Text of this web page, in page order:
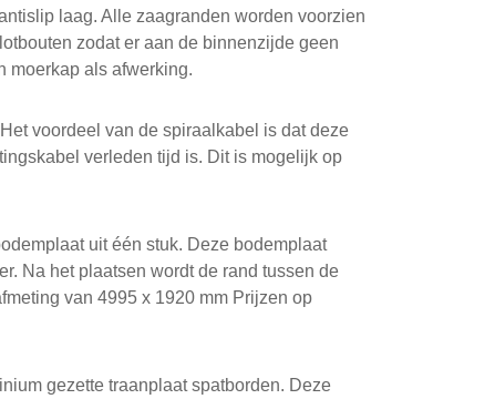
laag. Alle zaagranden worden voorzien
zodat er aan de binnenzijde geen
moerkap als afwerking.
voordeel van de spiraalkabel is dat deze
verleden tijd is. Dit is mogelijk op
uit één stuk. Deze bodemplaat
Na het plaatsen wordt de rand tussen de
van 4995 x 1920 mm Prijzen op
gezette traanplaat spatborden. Deze